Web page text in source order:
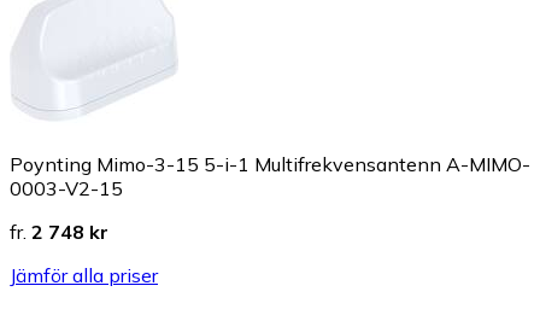
Poynting Mimo-3-15 5-i-1 Multifrekvensantenn A-MIMO-
0003-V2-15
fr. 2 748 kr
Jämför alla priser